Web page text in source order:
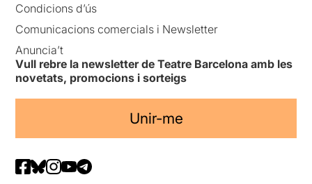
Condicions d’ús
Comunicacions comercials i Newsletter
Anuncia’t
Vull rebre la newsletter de Teatre Barcelona amb les
novetats, promocions i sorteigs
Unir-me